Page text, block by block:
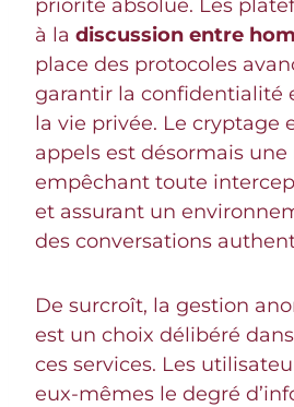
priorité absolue. Les
à la discussion entre
place des protocoles
garantir la confidentialité
la vie privée. Le cryptage
appels est désormais une
empêchant toute
et assurant un
des conversations
De surcroît, la gestion
est un choix délibéré
ces services. Les
eux-mêmes le degré